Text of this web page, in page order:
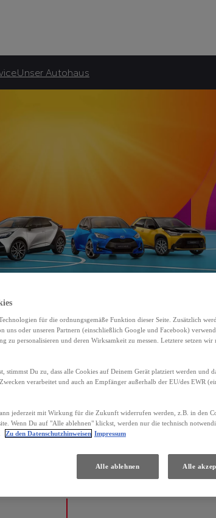
Unser Autohaus
(kombiniert) 85 g/km; CO2-Klasse B. Energieverbrauch Toyota Yaris
für die ordnungsgemäße Funktion dieser Seite. Zusätzlich
uns oder unseren Partnern (einschließlich Google und Facebook)
zu personalisieren und deren Wirksamkeit zu messen. Letztere setzen wir
Du zu, dass alle Cookies auf Deinem Gerät platziert werden und
verarbeitet und auch an Empfänger außerhalb der EU/des EWR
jederzeit mit Wirkung für die Zukunft widerrufen werden, z.B. in den
Wenn Du auf "Alle ablehnen" klickst, werden nur die technisch
Zu den Datenschutzhinweisen Impressum
Alle ablehnen Alle